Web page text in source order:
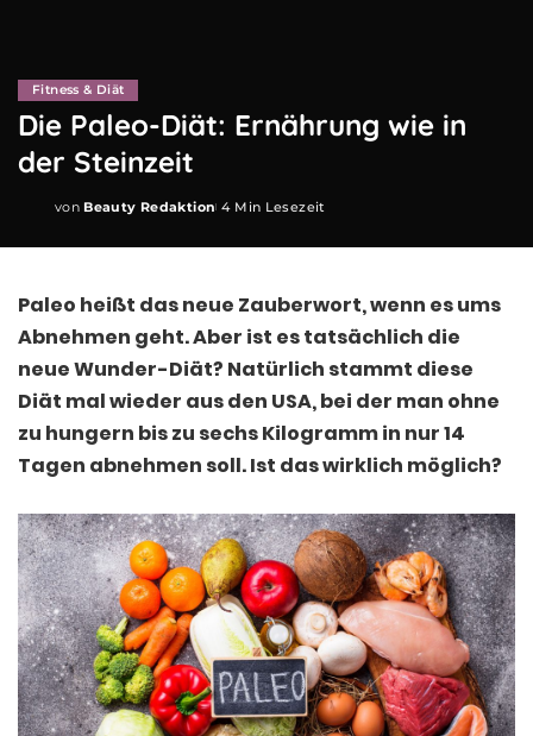
Fitness & Diät
Die Paleo-Diät: Ernährung wie in
der Steinzeit
Posted
von Beauty Redaktion 4 Min Lesezeit
Paleo heißt das neue Zauberwort, wenn es ums
Abnehmen geht. Aber ist es tatsächlich die
neue Wunder-Diät? Natürlich stammt diese
Diät mal wieder aus den USA, bei der man ohne
zu hungern bis zu sechs Kilogramm in nur 14
Tagen abnehmen soll. Ist das wirklich möglich?